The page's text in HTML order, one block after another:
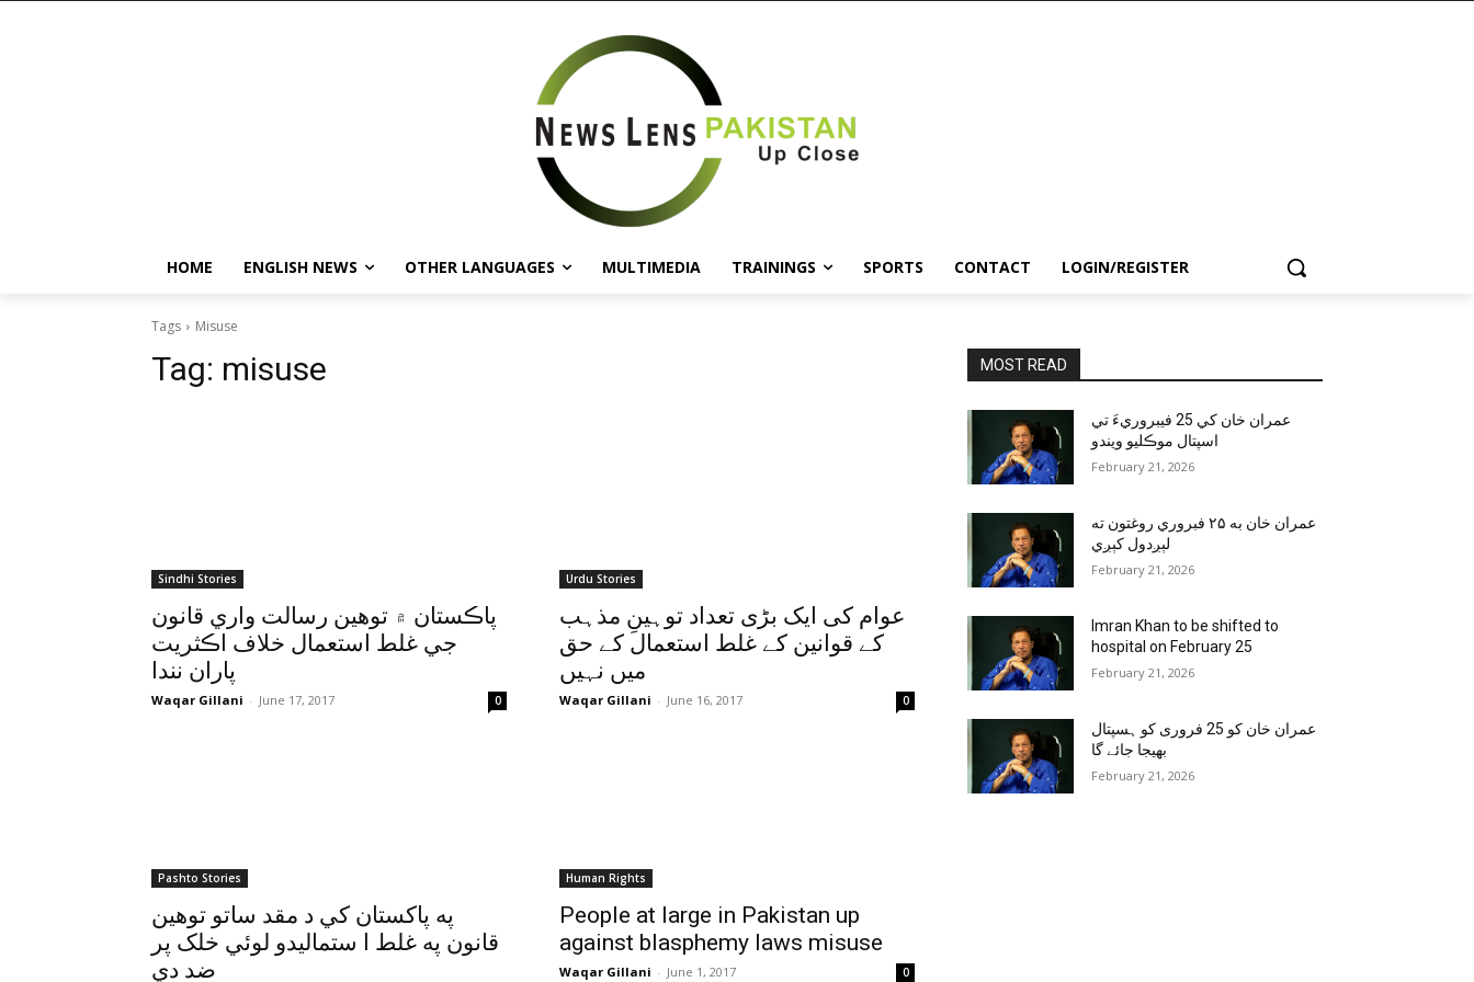
HOME ENGLISH NEWS OTHER LANGUAGES MULTIMEDIA TRAININGS SPORTS CONTACT LOGIN/REGISTER
Tags Misuse
Tag: misuse
Sindhi Stories
پاڪستان ۾ توهين رسالت واري قانون
جي غلط استعمال خلاف اڪثريت
پاران نندا
Waqar Gillani - June 17, 2017 0
Urdu Stories
عوام کی ایک بڑی تعداد توہینِ مذہب
کے قوانین کے غلط استعمال کے حق
میں نہیں
Waqar Gillani - June 16, 2017 0
Pashto Stories
په پاکستان کي د مقد ساتو توهين
قانون په غلط ا ستماليدو لوئي خلک پر
ضد دي
Human Rights
People at large in Pakistan up
against blasphemy laws misuse
Waqar Gillani - June 1, 2017 0
MOST READ
عمران خان کي 25 فيبروريءَ تي
اسپتال موڪليو ويندو
February 21, 2026
عمران خان به ۲۵ فبروري روغتون ته
لېږدول کېږي
February 21, 2026
Imran Khan to be shifted to
hospital on February 25
February 21, 2026
عمران خان کو 25 فروری کو ہسپتال
بھیجا جائے گا
February 21, 2026